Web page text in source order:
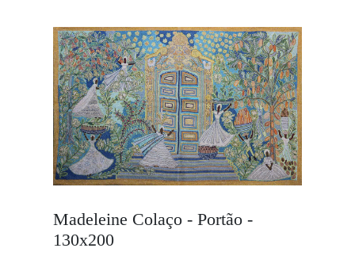
Madeleine Colaço - Portão -
130x200